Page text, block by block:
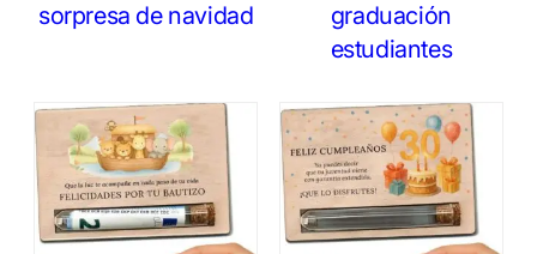
sorpresa de navidad
graduación
estudiantes